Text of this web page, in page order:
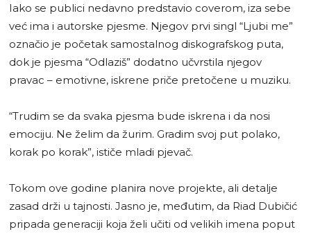
Iako se publici nedavno predstavio coverom, iza sebe
već ima i autorske pjesme. Njegov prvi singl “Ljubi me”
označio je početak samostalnog diskografskog puta,
dok je pjesma “Odlaziš” dodatno učvrstila njegov
pravac – emotivne, iskrene priče pretočene u muziku.
“Trudim se da svaka pjesma bude iskrena i da nosi
emociju. Ne želim da žurim. Gradim svoj put polako,
korak po korak”, ističe mladi pjevač.
Tokom ove godine planira nove projekte, ali detalje
zasad drži u tajnosti. Jasno je, međutim, da Riad Dubičić
pripada generaciji koja želi učiti od velikih imena poput